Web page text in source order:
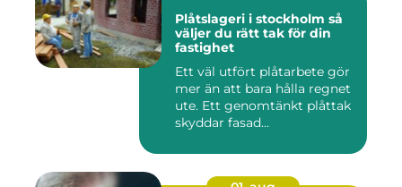
Plåtslageri i stockholm så
väljer du rätt tak för din
fastighet
Ett väl utfört plåtarbete gör
mer än att bara hålla regnet
ute. Ett genomtänkt plåttak
skyddar fasad...